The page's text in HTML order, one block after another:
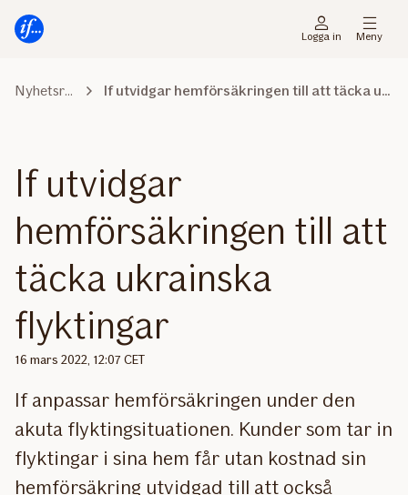
direkt
huvudmenyn
direkt
innehåll
Logga in Meny
Nyhetsrummet If utvidgar hemförsäkringen till att täcka ukrainska flyktingar
If utvidgar
hemförsäkringen till att
täcka ukrainska
flyktingar
16 mars 2022, 12:07 CET
If anpassar hemförsäkringen under den
akuta flyktingsituationen. Kunder som tar in
flyktingar i sina hem får utan kostnad sin
hemförsäkring utvidgad till att också